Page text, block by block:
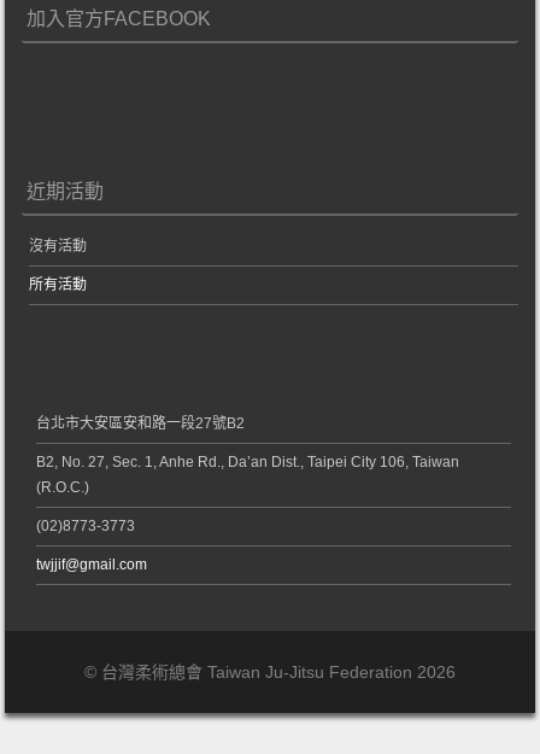
加入官方FACEBOOK
近期活動
沒有活動
所有活動
台北市大安區安和路一段27號B2
B2, No. 27, Sec. 1, Anhe Rd., Da’an Dist., Taipei City 106, Taiwan
(R.O.C.)
(02)8773-3773
twjjif@gmail.com
© 台灣柔術總會 Taiwan Ju-Jitsu Federation 2026